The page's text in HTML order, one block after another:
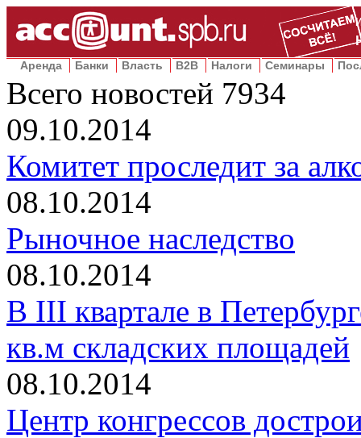
Аренда Банки Власть B2B Налоги Семинары
Всего новостей 7934
09.10.2014
Комитет проследит за
08.10.2014
Рыночное наследство
08.10.2014
В III квартале в
кв.м складских площадей
08.10.2014
Центр конгрессов